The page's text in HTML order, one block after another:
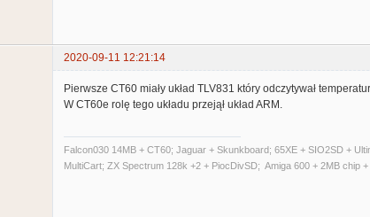
2020-09-11 12:21:14
Pierwsze CT60 miały układ TLV831 który odczytywał
W CT60e rolę tego układu przejął układ ARM.
Falcon030 14MB + CT60; Jaguar + Skunkboard; 65XE + SIO2SD +
MultiCart; ZX Spectrum 128k +2 + PiocDivSD; Amiga 600 + 2MB chip